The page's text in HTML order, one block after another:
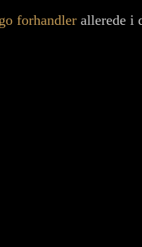
forhandler allerede i